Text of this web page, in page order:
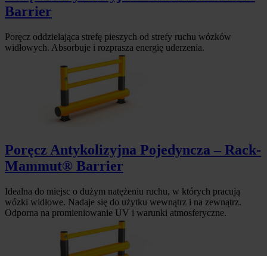
Barrier
Poręcz oddzielająca strefę pieszych od strefy ruchu wózków
widłowych. Absorbuje i rozprasza energię uderzenia.
Poręcz Antykolizyjna Pojedyncza – Rack-
Mammut® Barrier
Idealna do miejsc o dużym natężeniu ruchu, w których pracują
wózki widłowe. Nadaje się do użytku wewnątrz i na zewnątrz.
Odporna na promieniowanie UV i warunki atmosferyczne.